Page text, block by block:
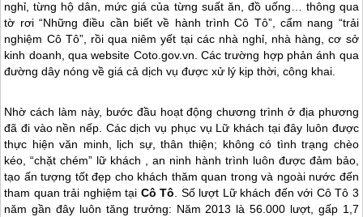
nghỉ, từng hộ dân, mức giá của từng suất ăn, đồ uống… thông qua
tờ rơi “Những điều cần biết về hành trìnhCô Tô”, cẩm nang “trải
nghiệm Cô Tô”, rồi qua niêm yết tại các nhà nghỉ, nhà hàng, cơ sở
kinh doanh, qua website Coto.gov.vn. Các trường hợp phản ánh qua
đường dây nóng về giá cả dịch vụ được xử lý kịp thời, công khai.
Nhờ cách làm này, bước đầu hoạt động chương trình ở địa phương
đã đi vào nền nếp. Các dịch vụ phục vụ Lữ khách tại đây luôn được
thực hiện văn minh, lịch sự, thân thiện; không có tình trạng chèo
kéo, “chặt chém” lữ khách , an ninh hành trình luôn được đảm bảo,
tạo ấn tượng tốt đẹp cho khách thăm quan trong và ngoài nước đến
tham quan trải nghiệm tại Cô Tô . Số lượt Lữ khách đến với Cô Tô 3
năm gần đây luôn tăng trưởng: Năm 2013 là 56.000 lượt, gấp 1,7